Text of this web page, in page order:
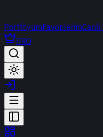
PortföyümFavorilerimCanlı
PRO